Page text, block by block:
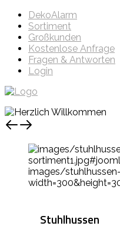
DekoAlarm
Sortiment
Großkunden
Kostenlose Anfrage
Fragen & Antworten
Login
Stuhlhussen